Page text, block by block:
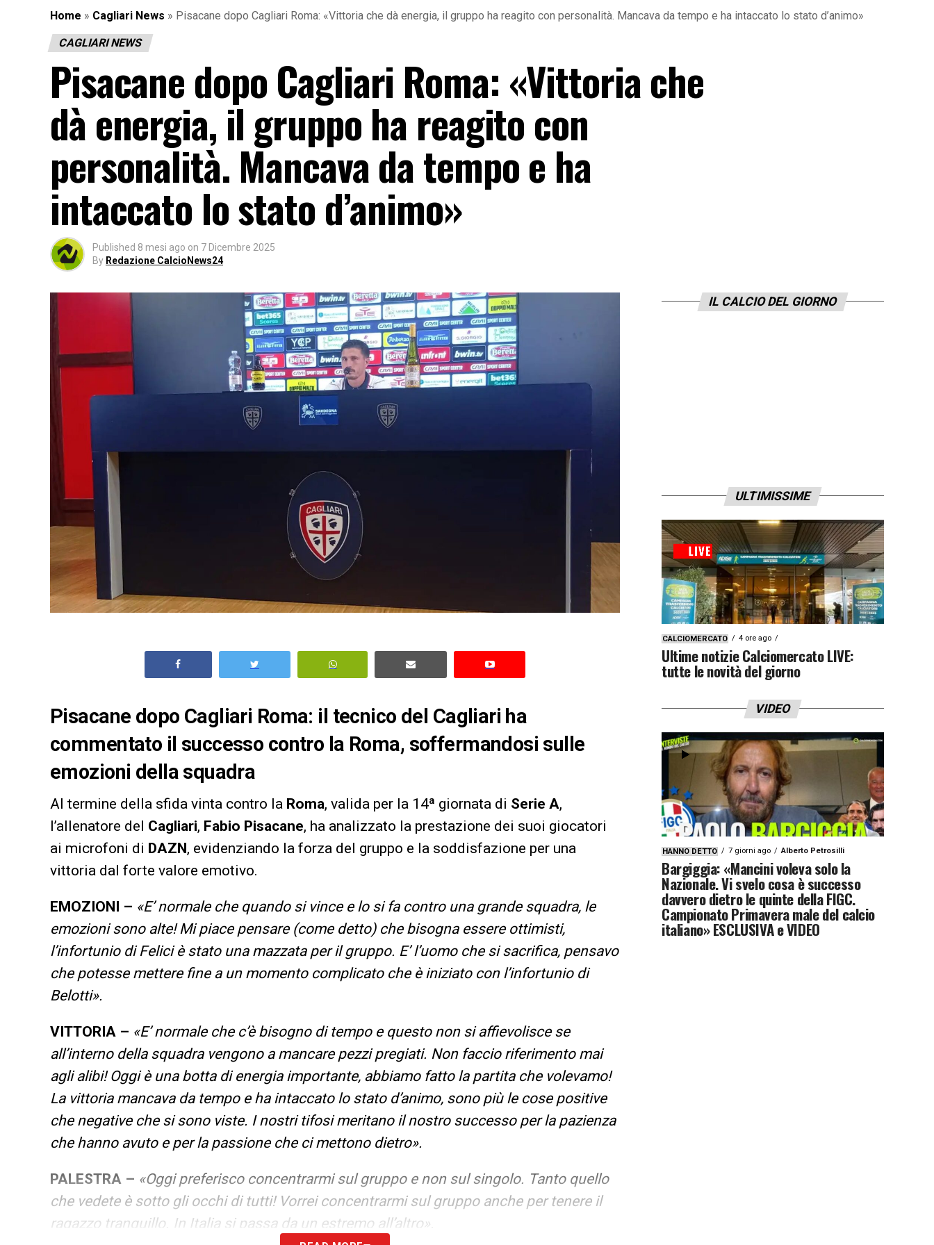
Home » Cagliari News » Pisacane dopo Cagliari Roma: «Vittoria che dà energia, il gruppo ha reagito con personalità. Mancava da tempo e ha intaccato lo stato d’animo»
CAGLIARI NEWS
Pisacane dopo Cagliari Roma: «Vittoria che
dà energia, il gruppo ha reagito con
personalità. Mancava da tempo e ha
intaccato lo stato d’animo»
Published 8 mesi ago on 7 Dicembre 2025
By Redazione CalcioNews24
Pisacane dopo Cagliari Roma: il tecnico del Cagliari ha
commentato il successo contro la Roma, soffermandosi sulle
emozioni della squadra
Al termine della sfida vinta contro la Roma, valida per la 14ª giornata di Serie A,
l’allenatore del Cagliari, Fabio Pisacane, ha analizzato la prestazione dei suoi giocatori
ai microfoni di DAZN, evidenziando la forza del gruppo e la soddisfazione per una
vittoria dal forte valore emotivo.
EMOZIONI – «E’ normale che quando si vince e lo si fa contro una grande squadra, le
emozioni sono alte! Mi piace pensare (come detto) che bisogna essere ottimisti,
l’infortunio di Felici è stato una mazzata per il gruppo. E’ l’uomo che si sacrifica, pensavo
che potesse mettere fine a un momento complicato che è iniziato con l’infortunio di
Belotti».
VITTORIA – «E’ normale che c’è bisogno di tempo e questo non si affievolisce se
all’interno della squadra vengono a mancare pezzi pregiati. Non faccio riferimento mai
agli alibi! Oggi è una botta di energia importante, abbiamo fatto la partita che volevamo!
La vittoria mancava da tempo e ha intaccato lo stato d’animo, sono più le cose positive
che negative che si sono viste. I nostri tifosi meritano il nostro successo per la pazienza
che hanno avuto e per la passione che ci mettono dietro».
PALESTRA – «Oggi preferisco concentrarmi sul gruppo e non sul singolo. Tanto quello
che vedete è sotto gli occhi di tutti! Vorrei concentrarmi sul gruppo anche per tenere il
ragazzo tranquillo. In Italia si passa da un estremo all’altro».
IL CALCIO DEL GIORNO
ULTIMISSIME
CALCIOMERCATO 4 ore ago
Ultime notizie Calciomercato LIVE:
tutte le novità del giorno
VIDEO
HANNO DETTO 7 giorni ago Alberto Petrosilli
Bargiggia: «Mancini voleva solo la
Nazionale. Vi svelo cosa è successo
davvero dietro le quinte della FIGC.
Campionato Primavera male del calcio
italiano» ESCLUSIVA e VIDEO